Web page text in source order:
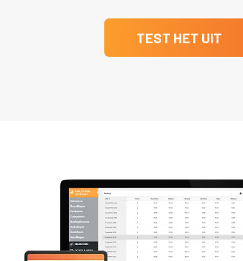
TEST HET UIT